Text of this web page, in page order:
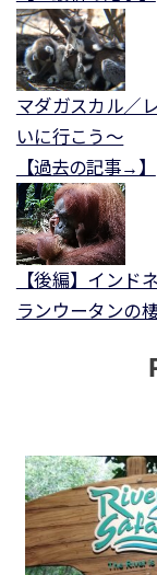
マダガスカル／
いに行こう～
【過去の記事→】
【後編】インド
ランウータンの